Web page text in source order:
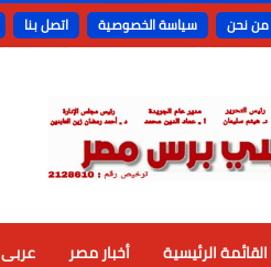
من نحن سياسة الخصوصية اتصل بنا
الرئيسية
القائمة الرئيسية أخبار مصر عربى